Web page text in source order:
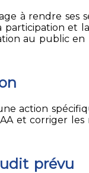
à rendre ses
participation et
au public en
action
et corriger les
prévu